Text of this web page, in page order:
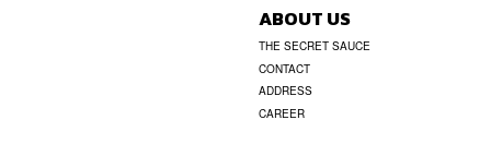
ABOUT US
THE SECRET SAUCE
CONTACT
ADDRESS
CAREER